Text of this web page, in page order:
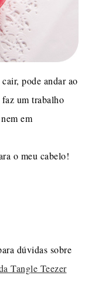
pode andar ao
um trabalho
em
o meu cabelo!
dúvidas sobre
Tangle Teezer